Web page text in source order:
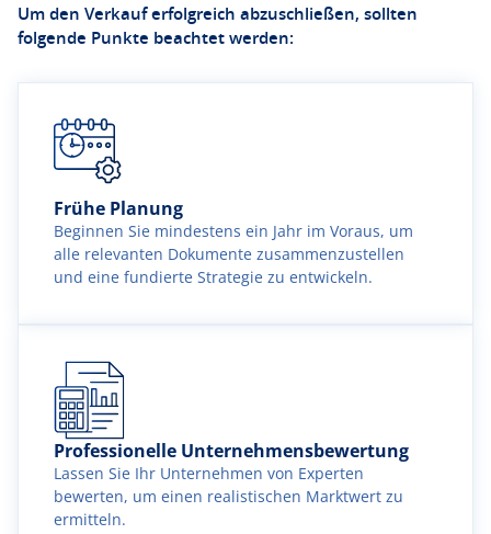
Um den Verkauf erfolgreich abzuschließen, sollten
folgende Punkte beachtet werden:
Frühe Planung
Beginnen Sie mindestens ein Jahr im Voraus, um
alle relevanten Dokumente zusammenzustellen
und eine fundierte Strategie zu entwickeln.
Professionelle Unternehmensbewertung
Lassen Sie Ihr Unternehmen von Experten
bewerten, um einen realistischen Marktwert zu
ermitteln.